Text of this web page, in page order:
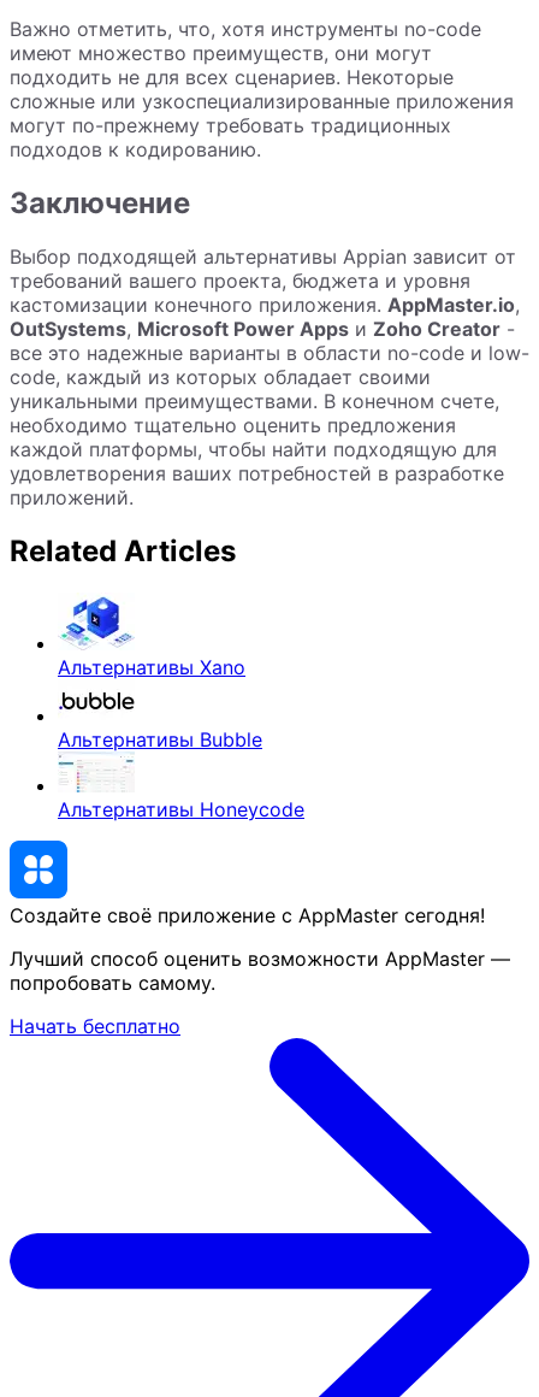
Важно отметить, что, хотя инструменты no-code
имеют множество преимуществ, они могут
подходить не для всех сценариев. Некоторые
сложные или узкоспециализированные приложения
могут по-прежнему требовать традиционных
подходов к кодированию.
Заключение
Выбор подходящей альтернативы Appian зависит от
требований вашего проекта, бюджета и уровня
кастомизации конечного приложения. AppMaster.io,
OutSystems, Microsoft Power Apps и Zoho Creator -
все это надежные варианты в области no-code и low-
code, каждый из которых обладает своими
уникальными преимуществами. В конечном счете,
необходимо тщательно оценить предложения
каждой платформы, чтобы найти подходящую для
удовлетворения ваших потребностей в разработке
приложений.
Related Articles
Альтернативы Xano
Альтернативы Bubble
Альтернативы Honeycode
Создайте своё приложение с AppMaster сегодня!
Лучший способ оценить возможности AppMaster —
попробовать самому.
Начать бесплатно